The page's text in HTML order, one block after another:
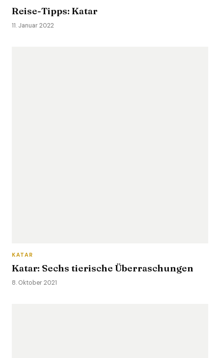
Reise-Tipps: Katar
11. Januar 2022
KATAR
Katar: Sechs tierische Überraschungen
8. Oktober 2021